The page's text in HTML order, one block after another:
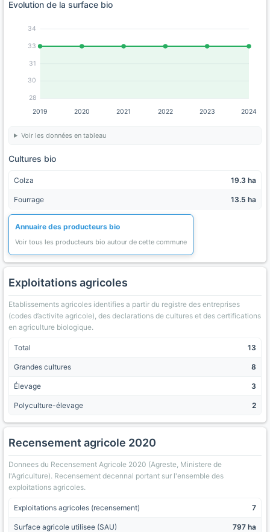
Evolution de la surface bio
28
30
31
33
34
2019 2020 2021 2022 2023 2024
Voir les données en tableau
Cultures bio
Colza 19.3 ha
Fourrage 13.5 ha
Annuaire des producteurs bio
Voir tous les producteurs bio autour de cette commune
Exploitations agricoles
Etablissements agricoles identifies a partir du registre des entreprises
(codes d’activite agricole), des declarations de cultures et des certifications
en agriculture biologique.
Total 13
Grandes cultures 8
Élevage 3
Polyculture-élevage 2
Recensement agricole 2020
Donnees du Recensement Agricole 2020 (Agreste, Ministere de
l'Agriculture). Recensement decennal portant sur l'ensemble des
exploitations agricoles.
Exploitations agricoles (recensement) 7
Surface agricole utilisee (SAU) 797 ha